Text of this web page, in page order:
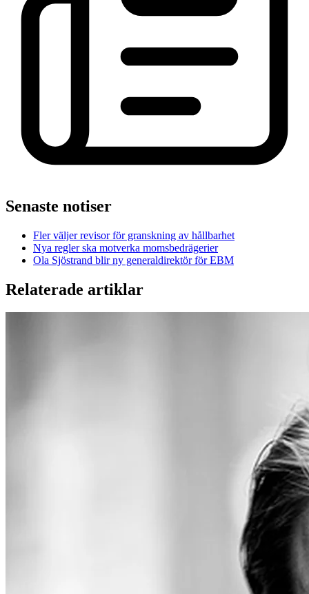
Senaste notiser
Fler väljer revisor för granskning av hållbarhet
Nya regler ska motverka momsbedrägerier
Ola Sjöstrand blir ny generaldirektör för EBM
Relaterade artiklar